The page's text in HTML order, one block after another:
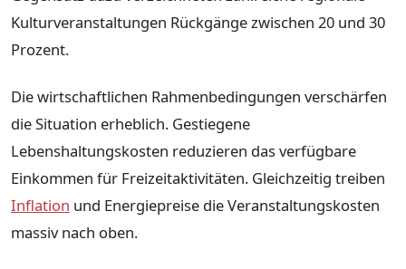
Kulturveranstaltungen Rückgänge zwischen 20 und 30
Prozent.
Die wirtschaftlichen Rahmenbedingungen verschärfen
die Situation erheblich. Gestiegene
Lebenshaltungskosten reduzieren das verfügbare
Einkommen für Freizeitaktivitäten. Gleichzeitig treiben
Inflation und Energiepreise die Veranstaltungskosten
massiv nach oben.